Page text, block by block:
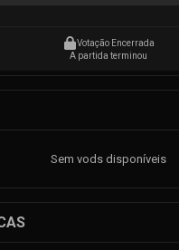
Votação Encerrada
A partida terminou
Sem vods disponíveis